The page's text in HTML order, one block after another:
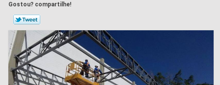
Gostou? compartilhe!